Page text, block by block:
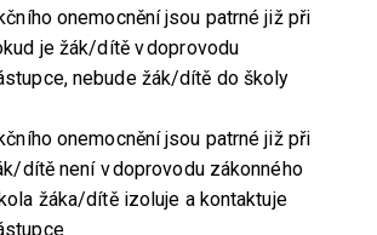
onemocnění jsou patrné již při
je žák/dítě v doprovodu
nebude žák/dítě do školy
onemocnění jsou patrné již při
dítě není v doprovodu zákonného
žáka/dítě izoluje a kontaktuje